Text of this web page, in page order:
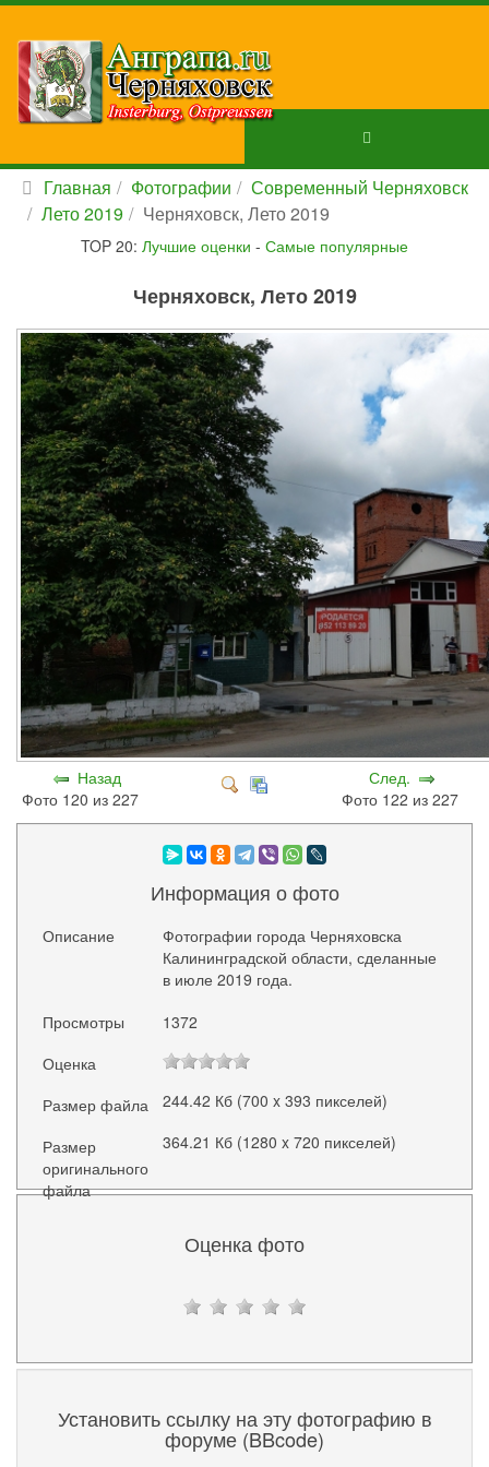
Главная Фотографии
Современный Черняховск
Лето 2019
Черняховск, Лето 2019
TOP 20: Лучшие оценки - Самые популярные
Черняховск, Лето 2019
Назад
Фото 120 из 227
След.
Фото 122 из 227
Информация о фото
Описание
Фотографии города Черняховска
Калининградской области, сделанные
в июле 2019 года.
Просмотры
1372
Оценка
Размер файла
244.42 Кб (700 x 393 пикселей)
Размер
оригинального
файла
364.21 Кб (1280 x 720 пикселей)
Оценка фото
Установить ссылку на эту фотографию в
форуме (BBcode)